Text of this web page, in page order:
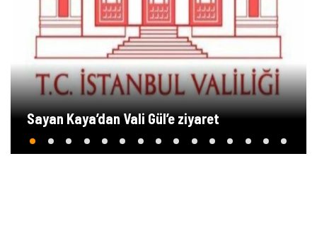
Sayan Kaya’dan Vali Gül’e ziyaret